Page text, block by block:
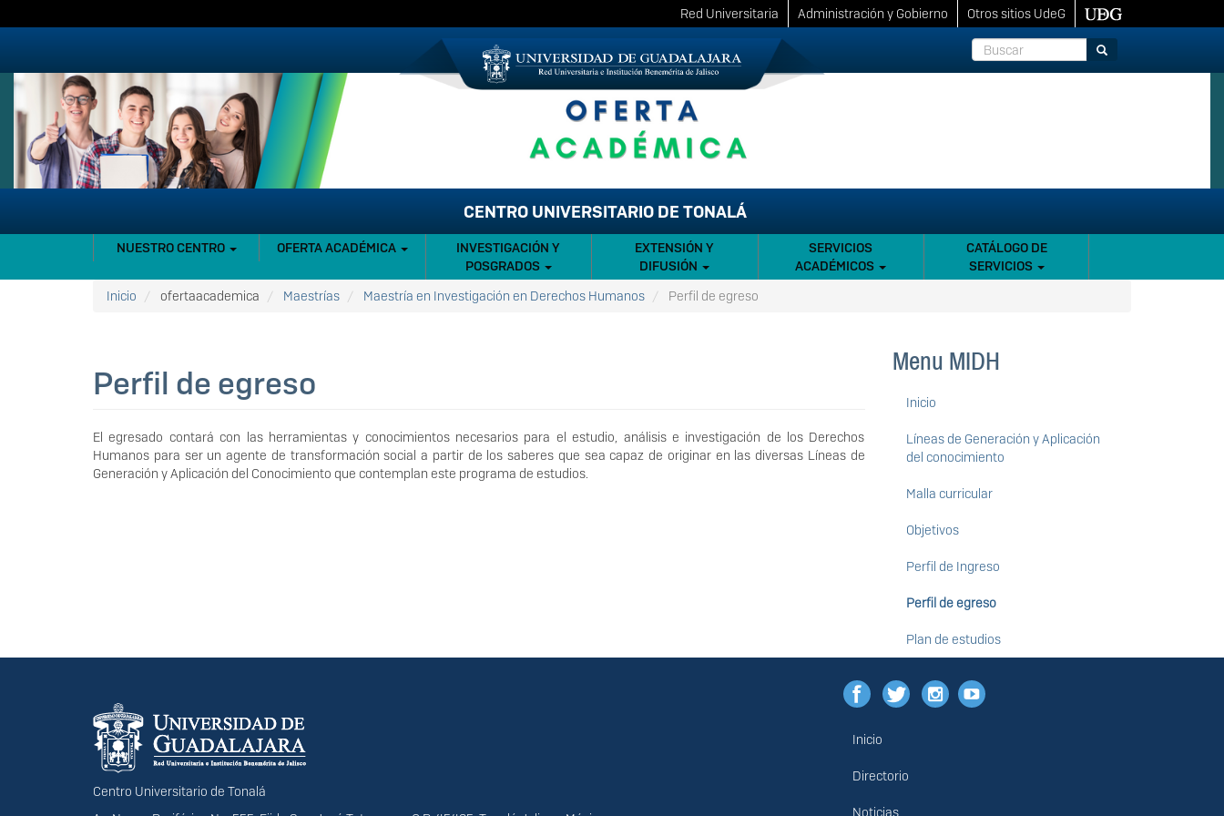
al
Red Universitaria Administración y Gobierno
Otros sitios UdeG
Buscar
Buscar
CENTRO UNIVERSITARIO DE TONALÁ
NAVEGACIÓN
PRINCIPAL
NUESTRO CENTRO OFERTA ACADÉMICA
INVESTIGACIÓN Y
POSGRADOS
EXTENSIÓN Y
DIFUSIÓN
SERVICIOS
ACADÉMICOS
CATÁLOGO DE
SERVICIOS
Inicio
ofertaacademica Maestrías Maestría en Investigación en Derechos Humanos Perfil de egreso
Perfil de egreso
El egresado contará con las herramientas y conocimientos necesarios para el estudio, análisis e investigación de los Derechos
Humanos para ser un agente de transformación social a partir de los saberes que sea capaz de originar en las diversas Líneas de
Generación y Aplicación del Conocimiento que contemplan este programa de estudios.
Menu MIDH
Inicio
Líneas de Generación y Aplicación
del conocimiento
Malla curricular
Objetivos
Perfil de Ingreso
Perfil de egreso
Plan de estudios
Información del portal
Centro Universitario de Tonalá
Menú
principal
Inicio
Directorio
Noticias